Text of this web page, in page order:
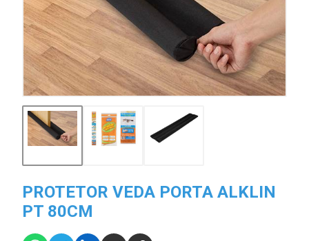
PROTETOR VEDA PORTA ALKLIN
PT 80CM